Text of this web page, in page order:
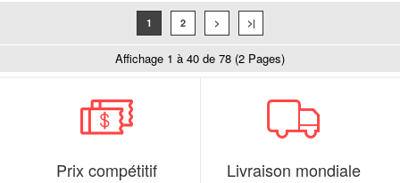
1 2 > >|
Affichage 1 à 40 de 78 (2 Pages)
Prix compétitif Livraison mondiale